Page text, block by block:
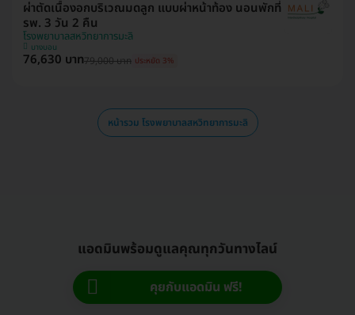
ผ่าตัดเนื้องอกบริเวณมดลูก แบบผ่าหน้าท้อง นอนพักที่
รพ. 3 วัน 2 คืน
โรงพยาบาลสหวิทยาการมะลิ
บางบอน
76,630 บาท79,000 บาท ประหยัด 3%
หน้ารวม โรงพยาบาลสหวิทยาการมะลิ
แอดมินพร้อมดูแลคุณทุกวันทางไลน์
คุยกับแอดมิน ฟรี!